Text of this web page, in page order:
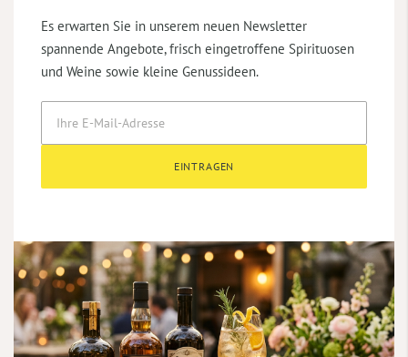
Es erwarten Sie in unserem neuen Newsletter
spannende Angebote, frisch eingetroffene Spirituosen
und Weine sowie kleine Genussideen.
EINTRAGEN